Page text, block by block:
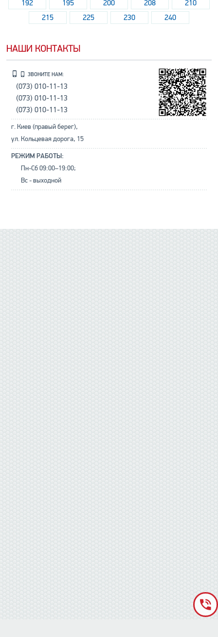
192
195 200 208
210
215
225 230 240
НАШИ КОНТАКТЫ
ЗВОНИТЕ НАМ:
(073) 010-11-13
(073) 010-11-13
(073) 010-11-13
г. Киев (правый берег),
ул. Кольцевая дорога, 15
РЕЖИМ РАБОТЫ:
Пн-Сб 09:00–19:00;
Вс - выходной